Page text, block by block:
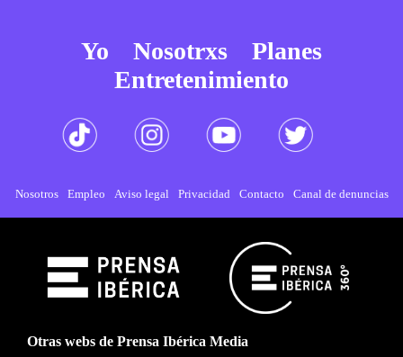
Yo Nosotrxs
Planes
Entretenimiento
Nosotros Empleo Aviso legal Privacidad Contacto Canal de denuncias
Otras webs de Prensa Ibérica Media